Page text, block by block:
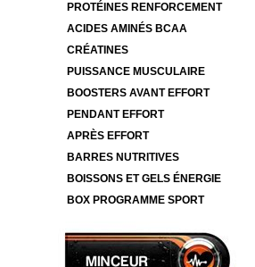
PROTÉINES RENFORCEMENT
ACIDES AMINÉS BCAA
CRÉATINES
PUISSANCE MUSCULAIRE
BOOSTERS AVANT EFFORT
PENDANT EFFORT
APRÈS EFFORT
BARRES NUTRITIVES
BOISSONS ET GELS ÉNERGIE
BOX PROGRAMME SPORT